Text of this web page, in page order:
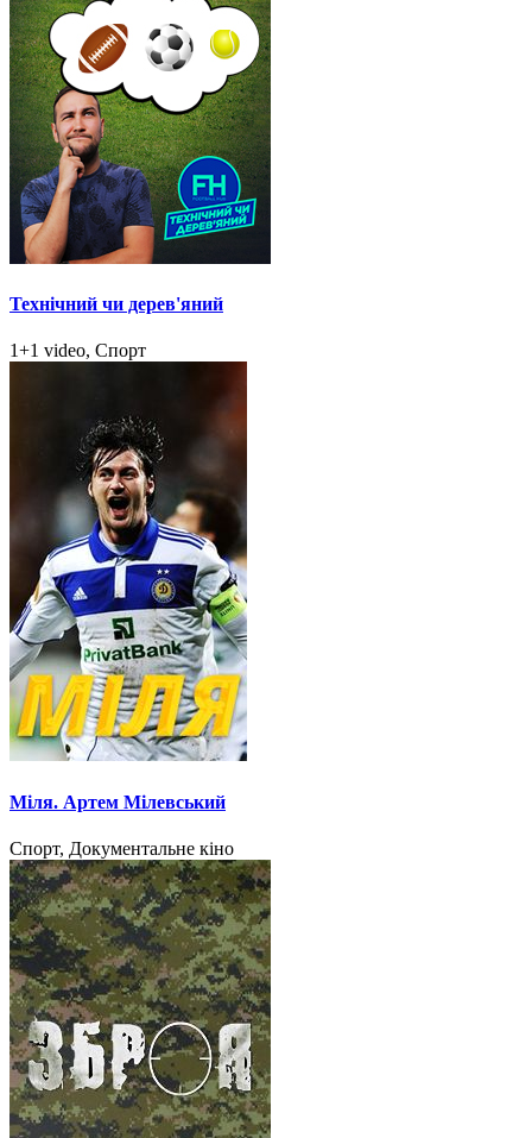
Технічний чи дерев'яний
1+1 video, Спорт
Міля. Артем Мілевський
Спорт, Документальне кіно